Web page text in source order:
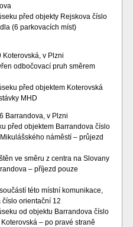
před objekty Rejskova číslo
(6 parkovacích míst)
v Plzni
odbočovací pruh směrem
před objektem Koterovská
MHD
Barrandova, v Plzni
před objektem Barrandova číslo
náměstí – průjezd
ve směru z centra na Slovany
– příjezd pouze
této místní komunikace,
orientační 12
od objektu Barrandova číslo
– po pravé straně